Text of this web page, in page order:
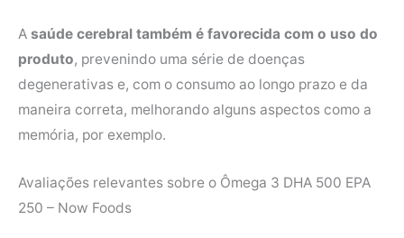
A saúde cerebral também é favorecida com o uso do
produto, prevenindo uma série de doenças
degenerativas e, com o consumo ao longo prazo e da
maneira correta, melhorando alguns aspectos como a
memória, por exemplo.
Avaliações relevantes sobre o Ômega 3 DHA 500 EPA
250 – Now Foods